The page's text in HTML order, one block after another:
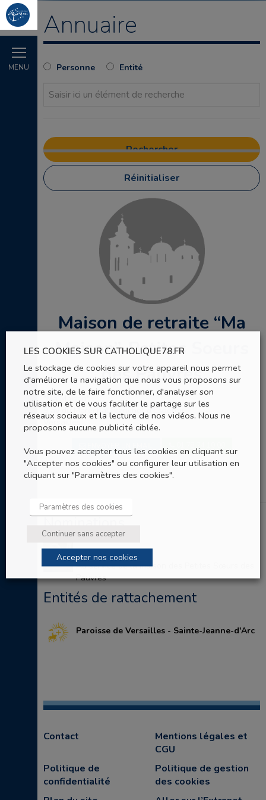
MENU
Annuaire
Personne Entité
Réinitialiser
Maison de retraite “Ma
Maison”, Petites Soeurs
des Pauvres
"Ma Maison"
9 av du Maréchal Franchet d'Espérey
Versailles
Nominations
P. Bruno CHARNIN
Au service de la maison des Petites Sœurs des
Pauvres
Entités de rattachement
Paroisse de Versailles - Sainte-Jeanne-d'Arc
Contact
Mentions légales et
CGU
Politique de
confidentialité
Politique de gestion
des cookies
LES COOKIES SUR CATHOLIQUE78.FR
Le stockage de cookies sur votre appareil nous permet
d'améliorer la navigation que nous vous proposons sur
notre site, de le faire fonctionner, d'analyser son
utilisation et de vous faciliter le partage sur les
réseaux sociaux et la lecture de nos vidéos. Nous ne
proposons aucune publicité ciblée.
Vous pouvez accepter tous les cookies en cliquant sur
"Accepter nos cookies" ou configurer leur utilisation en
cliquant sur "Paramètres des cookies".
Paramètres des cookies
Continuer sans accepter
Accepter nos cookies